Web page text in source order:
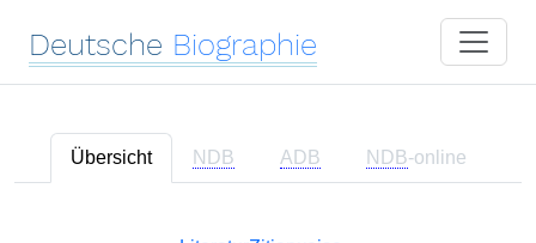
Deutsche Biographie
Übersicht NDB ADB NDB-online